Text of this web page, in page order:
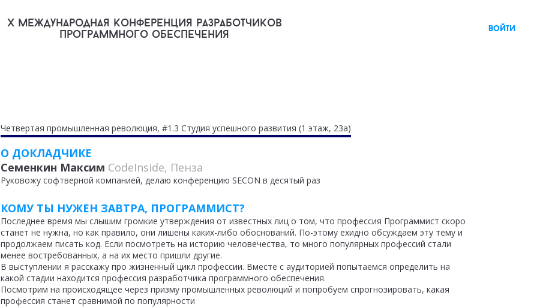
X международная конференция разработчиков
программного обеспечения
войти
Четвертая промышленная революция, #1.3 Студия успешного развития (1 этаж, 23а)
О ДОКЛАДЧИКЕ
Семенкин Максим CodeInside, Пенза
Руковожу софтверной компанией, делаю конференцию SECON в десятый раз
КОМУ ТЫ НУЖЕН ЗАВТРА, ПРОГРАММИСТ?
Последнее время мы слышим громкие утверждения от известных лиц о том, что профессия Программист скоро
станет не нужна, но как правило, они лишены каких-либо обоснований. По-этому ехидно обсуждаем эту тему и
продолжаем писать код. Если посмотреть на историю человечества, то много популярных профессий стали
менее востребованных, а на их место пришли другие.
В выступлении я расскажу про жизненный цикл профессии. Вместе с аудиторией попытаемся определить на
какой стадии находится профессия разработчика программного обеспечения.
Посмотрим на происходящее через призму промышленных революций и попробуем спрогнозировать, какая
профессия станет сравнимой по популярности